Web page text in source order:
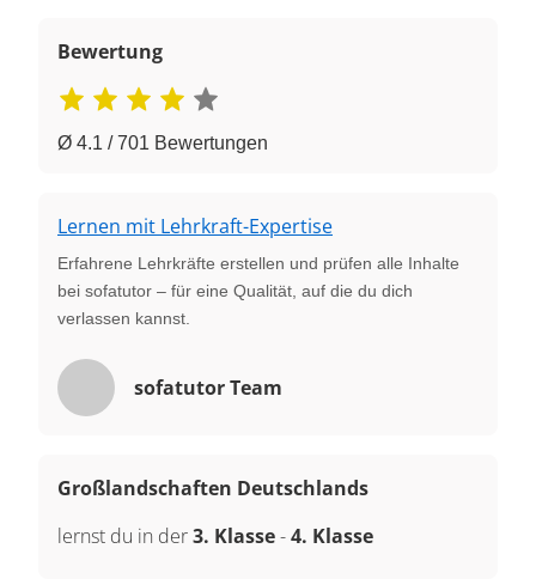
Bewertung
Ø 4.1 / 701 Bewertungen
Lernen mit Lehrkraft-Expertise
Erfahrene Lehrkräfte erstellen und prüfen alle Inhalte
bei sofatutor – für eine Qualität, auf die du dich
verlassen kannst.
sofatutor Team
Großlandschaften Deutschlands
lernst du in der3. Klasse-4. Klasse